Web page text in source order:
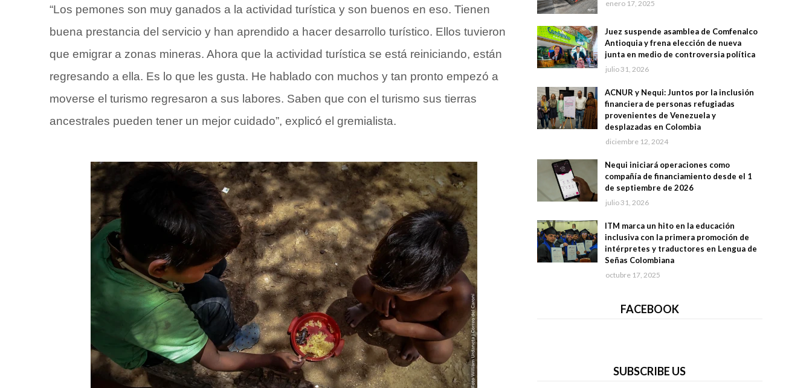
“Los pemones son muy ganados a la actividad turística y son buenos en eso. Tienen
buena prestancia del servicio y han aprendido a hacer desarrollo turístico. Ellos tuvieron
que emigrar a zonas mineras. Ahora que la actividad turística se está reiniciando, están
regresando a ella. Es lo que les gusta. He hablado con muchos y tan pronto empezó a
moverse el turismo regresaron a sus labores. Saben que con el turismo sus tierras
ancestrales pueden tener un mejor cuidado”, explicó el gremialista.
enero 17, 2025
Juez suspende asamblea de Comfenalco
Antioquia y frena elección de nueva
junta en medio de controversia política
julio 31, 2026
ACNUR y Nequi: Juntos por la inclusión
financiera de personas refugiadas
provenientes de Venezuela y
desplazadas en Colombia
diciembre 12, 2024
Nequi iniciará operaciones como
compañía de financiamiento desde el 1
de septiembre de 2026
julio 31, 2026
ITM marca un hito en la educación
inclusiva con la primera promoción de
intérpretes y traductores en Lengua de
Señas Colombiana
octubre 17, 2025
FACEBOOK
SUBSCRIBE US